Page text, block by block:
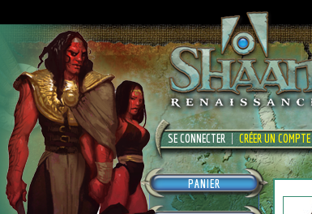
SE CONNECTER CRÉER UN COMPTE
PANIER